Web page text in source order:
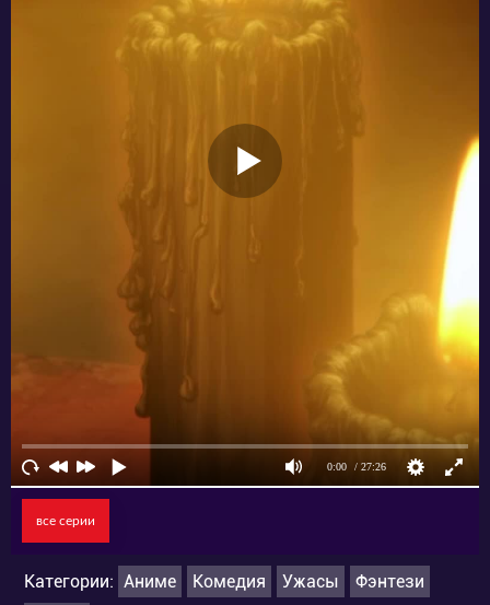
немыслимые испытания.
все серии
Категории: Аниме Комедия Ужасы
Фэнтези